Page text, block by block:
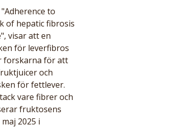
to
of hepatic fibrosis
visar att en
för leverfibros
forskarna för att
och
för fettlever.
vare fibrer och
fruktosens
2025 i